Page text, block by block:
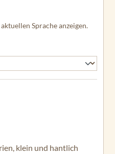
Sprache anzeigen.
klein und hantlich